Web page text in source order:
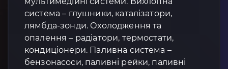
система – глушники, каталізатори,
лямбда-зонди. Охолодження та
опалення – радіатори, термостати,
кондиціонери. Паливна система –
бензонасоси, паливні рейки, паливні